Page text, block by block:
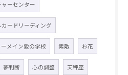
ーセンター
ードリーディング
メイン愛の学校 素敵 お花
夢判断 心の調整 天秤座